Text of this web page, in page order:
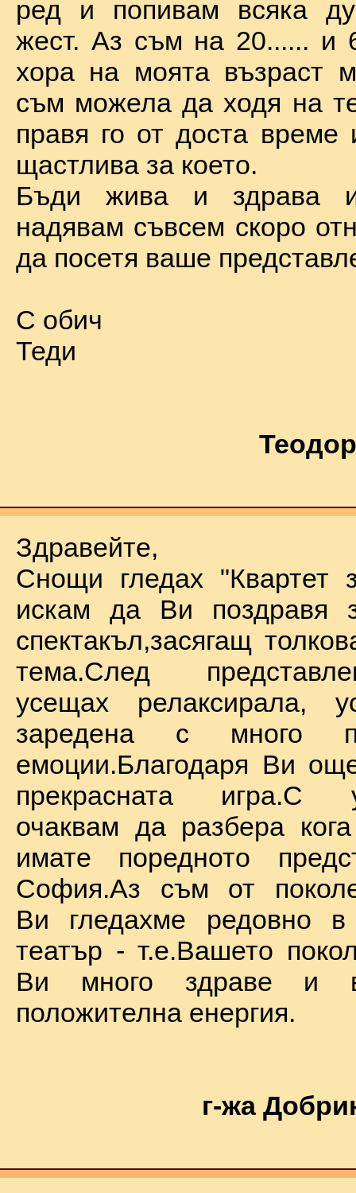
ред и попивам всяка
жест. Аз съм на 20...... и
хора на моята възраст
съм можела да ходя на
правя го от доста време
щастлива за което.
Бъди жива и здрава
надявам съвсем скоро
да посетя ваше
С обич
Теди
Здравейте,
Снощи гледах "Квартет
искам да Ви поздравя
спектакъл,засягащ
тема.След
усещах релаксирала,
заредена с много
емоции.Благодаря Ви
прекрасната игра.С
очаквам да разбера
имате поредното
София.Аз съм от
Ви гледахме редовно
театър - т.е.Вашето
Ви много здраве и
положителна енергия.
г-жа